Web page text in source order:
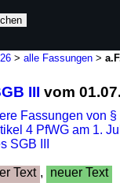
>alle Fassungen >
III vom
Fassungen von §
4 PfWG am 1.
SGB III
Text , neuer Text